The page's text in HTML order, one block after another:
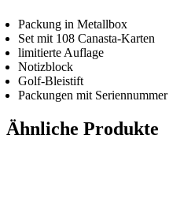
Packung in Metallbox
Set mit 108 Canasta-Karten
limitierte Auflage
Notizblock
Golf-Bleistift
Packungen mit
Ähnliche Produkte